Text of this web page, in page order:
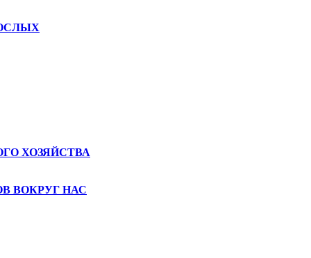
ХОЗЯЙСТВА
ВОКРУГ НАС